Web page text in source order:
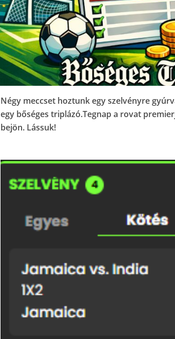
Négy meccset hoztunk egy szelvényre
egy bőséges triplázó.Tegnap a rovat
bejön. Lássuk!